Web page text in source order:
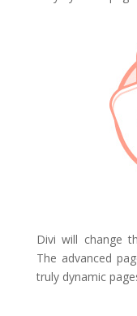
Divi will change
The advanced
truly dynamic